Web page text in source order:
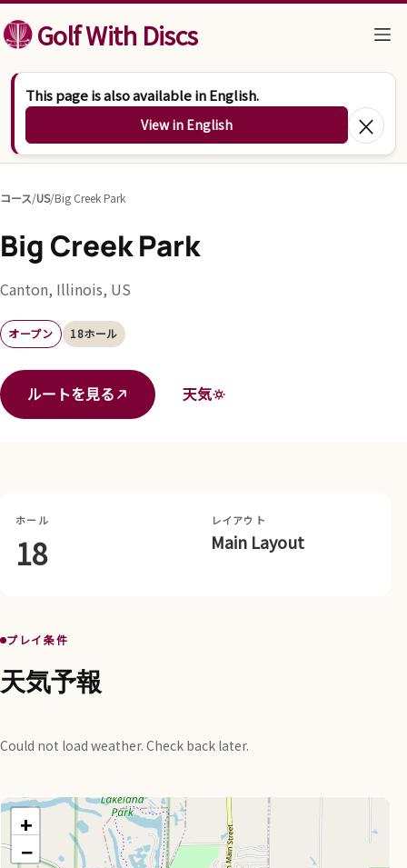
コンテンツへスキップ
Golf With Discs
This page is also available in English.
View in English ×
コース/US/Big Creek Park
Big Creek Park
Canton, Illinois, US
オープン 18ホール
ルートを見る 天気
ホール
18
レイアウト
Main Layout
プレイ条件
天気予報
Could not load weather. Check back later.
+
−